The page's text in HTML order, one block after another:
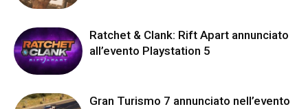
Ratchet & Clank: Rift Apart annunciato
all’evento Playstation 5
Gran Turismo 7 annunciato nell’evento